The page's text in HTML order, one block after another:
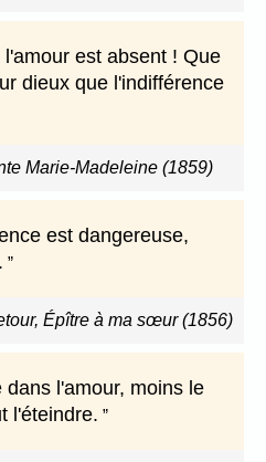
est absent ! Que
dieux que l'indifférence
Marie-Madeleine (1859)
est dangereuse,
Épître à ma sœur (1856)
l'amour, moins le
l'éteindre.